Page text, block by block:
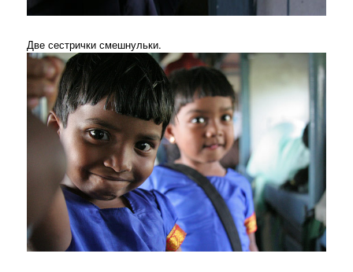
Две сестрички смешнульки.